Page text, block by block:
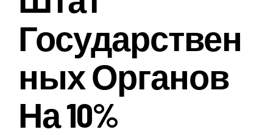
Государствен
Ных Органов
На 10%